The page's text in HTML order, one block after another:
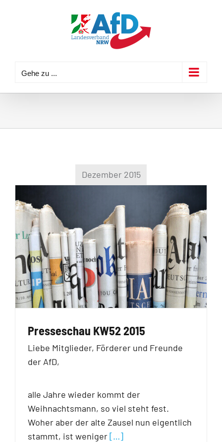
Gehe zu ...
Dezember 2015
Presseschau KW52 2015
Liebe Mitglieder, Förderer und Freunde
der AfD,
alle Jahre wieder kommt der
Weihnachtsmann, so viel steht fest.
Woher aber der alte Zausel nun eigentlich
stammt, ist weniger[…]